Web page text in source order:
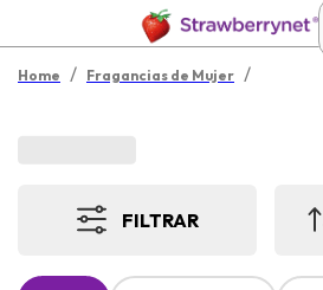
Home / Fragancias de Mujer /
FILTRAR